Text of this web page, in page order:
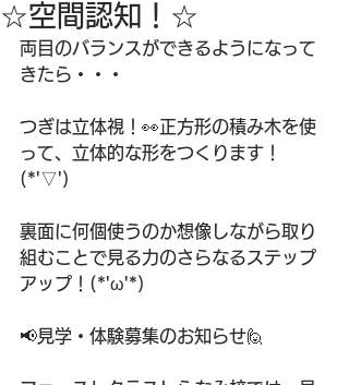
☆空間認知！☆
両目のバランスができるようになって
きたら・・・
つぎは立体視！👀正方形の積み木を使
って、立体的な形をつくります！
(*'▽')
裏面に何個使うのか想像しながら取り
組むことで見る力のさらなるステップ
アップ！(*'ω'*)
📢見学・体験募集のお知らせ🙋